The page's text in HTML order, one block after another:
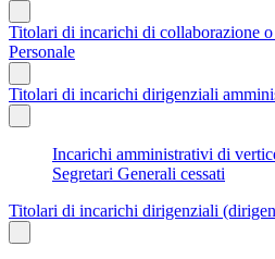
Titolari di incarichi di collaborazione o
Personale
Titolari di incarichi dirigenziali
Incarichi amministrativi di
Segretari Generali cessati
Titolari di incarichi dirigenziali